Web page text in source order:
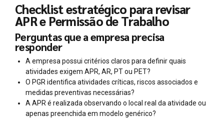
Checklist estratégico para revisar
APR e Permissão de Trabalho
Perguntas que a empresa precisa
responder
A empresa possui critérios claros para definir quais
atividades exigem APR, AR, PT ou PET?
O PGR identifica atividades críticas, riscos associados e
medidas preventivas necessárias?
A APR é realizada observando o local real da atividade ou
apenas preenchida em modelo genérico?